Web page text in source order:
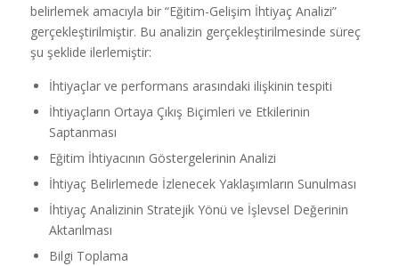
belirlemek amacıyla bir “Eğitim-Gelişim İhtiyaç Analizi”
gerçekleştirilmiştir. Bu analizin gerçekleştirilmesinde süreç
şu şeklide ilerlemiştir:
İhtiyaçlar ve performans arasındaki ilişkinin tespiti
İhtiyaçların Ortaya Çıkış Biçimleri ve Etkilerinin
Saptanması
Eğitim İhtiyacının Göstergelerinin Analizi
İhtiyaç Belirlemede İzlenecek Yaklaşımların Sunulması
İhtiyaç Analizinin Stratejik Yönü ve İşlevsel Değerinin
Aktarılması
Bilgi Toplama